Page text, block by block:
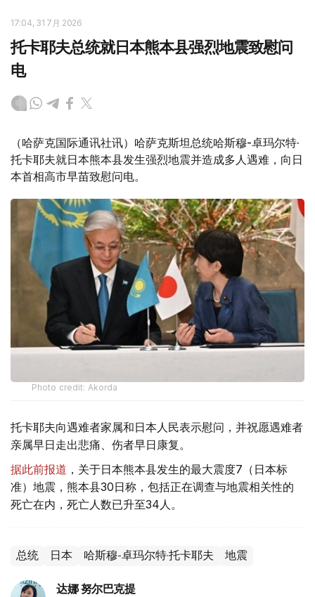
17:04, 31 7月 2026
托卡耶夫总统就日本熊本县强烈地震致慰问
电
（哈萨克国际通讯社讯）哈萨克斯坦总统哈斯穆-卓玛尔特·
托卡耶夫就日本熊本县发生强烈地震并造成多人遇难，向日
本首相高市早苗致慰问电。
Photo credit: Akorda
托卡耶夫向遇难者家属和日本人民表示慰问，并祝愿遇难者
亲属早日走出悲痛、伤者早日康复。
据此前报道 ，关于日本熊本县发生的最大震度7（日本标
准）地震，熊本县30日称，包括正在调查与地震相关性的
死亡在内，死亡人数已升至34人。
总统 日本 哈斯穆-卓玛尔特·托卡耶夫 地震
达娜 努尔巴克提